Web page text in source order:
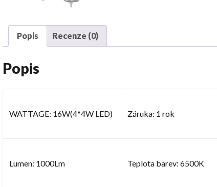
Popis Recenze (0)
Popis
WATTAGE: 16W(4*4W LED) Záruka: 1 rok
Lumen: 1000Lm Teplota barev: 6500K